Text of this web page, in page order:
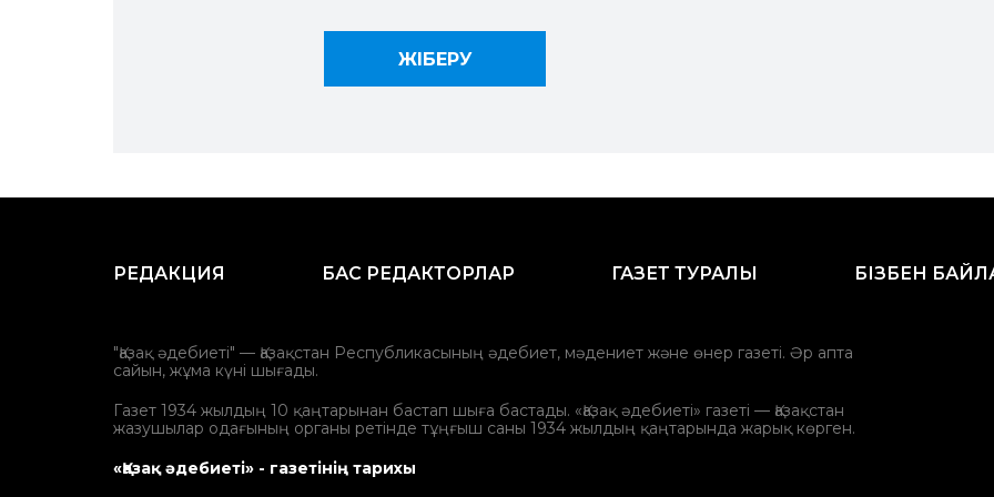
РЕДАКЦИЯ БАС РЕДАКТОРЛАР ГАЗЕТ ТУРАЛЫ БІЗБЕН
"Қазақ әдебиеті" — Қазақстан Республикасының әдебиет, мәдениет және өнер газеті. Әр апта
сайын, жұма күні шығады.
Газет 1934 жылдың 10 қаңтарынан бастап шыға бастады. «Қазақ әдебиеті» газеті — Қазақстан
жазушылар одағының органы ретінде тұңғыш саны 1934 жылдың қаңтарында жарық көрген.
«Қазақ әдебиеті» - газетінің тарихы